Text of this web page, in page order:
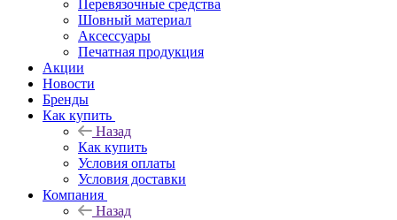
Перевязочные средства
Шовный материал
Аксессуары
Печатная продукция
Акции
Новости
Бренды
Как купить
Назад
Как купить
Условия оплаты
Условия доставки
Компания
Назад